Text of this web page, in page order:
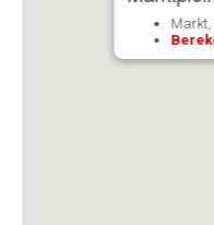
Markt,